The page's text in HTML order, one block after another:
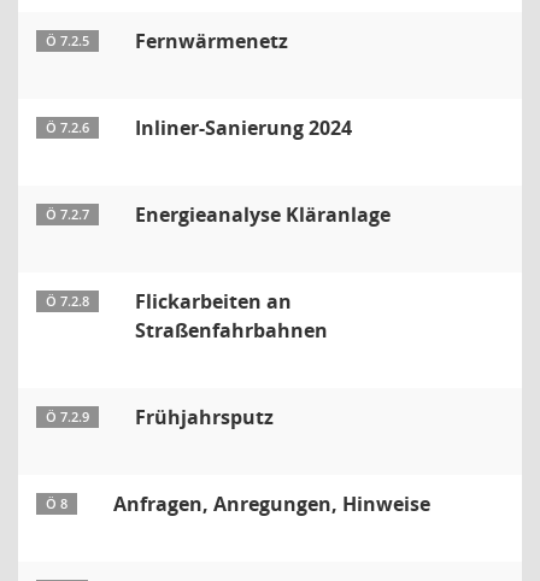
Ö 7.2.5 Fernwärmenetz
Ö 7.2.6 Inliner-Sanierung 2024
Ö 7.2.7 Energieanalyse Kläranlage
Ö 7.2.8
Flickarbeiten an
Straßenfahrbahnen
Ö 7.2.9 Frühjahrsputz
Ö 8 Anfragen, Anregungen, Hinweise